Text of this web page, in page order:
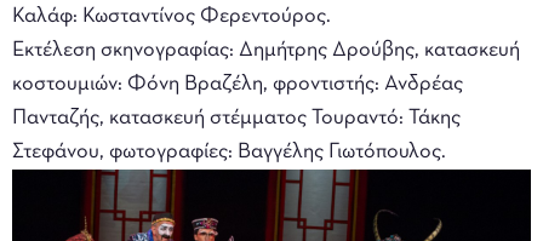
Καλάφ: Κωσταντίνος Φερεντούρος.
Εκτέλεση σκηνογραφίας: Δημήτρης Δρούβης, κατασκευή
κοστουμιών: Φόνη Βραζέλη, φροντιστής: Ανδρέας
Πανταζής, κατασκευή στέμματος Τουραντό: Τάκης
Στεφάνου, φωτογραφίες: Βαγγέλης Γιωτόπουλος.